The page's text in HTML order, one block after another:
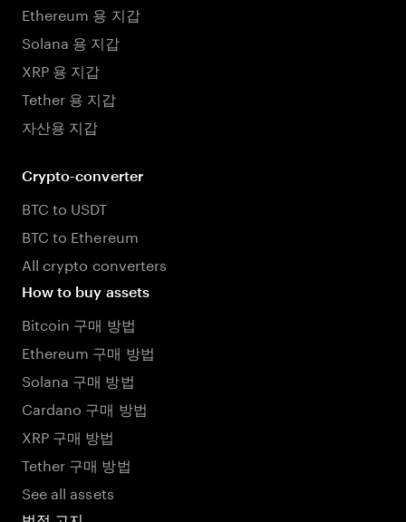
Ethereum 용 지갑
Solana 용 지갑
XRP 용 지갑
Tether 용 지갑
자산용 지갑
Crypto-converter
BTC to USDT
BTC to Ethereum
All crypto converters
How to buy assets
Bitcoin 구매 방법
Ethereum 구매 방법
Solana 구매 방법
Cardano 구매 방법
XRP 구매 방법
Tether 구매 방법
See all assets